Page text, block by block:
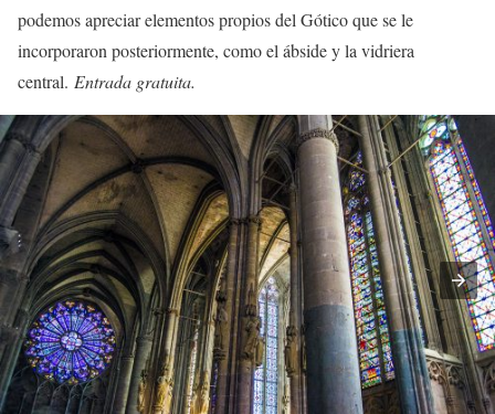
podemos apreciar elementos propios del Gótico que se le
incorporaron posteriormente, como el ábside y la vidriera
central. Entrada gratuita.